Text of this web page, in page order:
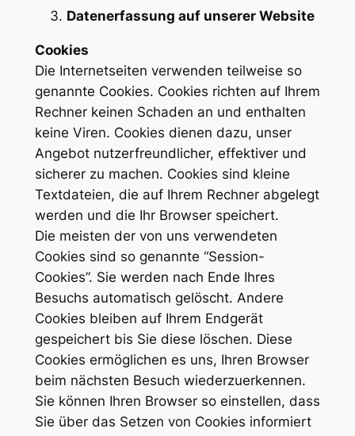
Datenerfassung auf unserer Website
Cookies
Die Internetseiten verwenden teilweise so
genannte Cookies. Cookies richten auf Ihrem
Rechner keinen Schaden an und enthalten
keine Viren. Cookies dienen dazu, unser
Angebot nutzerfreundlicher, effektiver und
sicherer zu machen. Cookies sind kleine
Textdateien, die auf Ihrem Rechner abgelegt
werden und die Ihr Browser speichert.
Die meisten der von uns verwendeten
Cookies sind so genannte “Session-
Cookies”. Sie werden nach Ende Ihres
Besuchs automatisch gelöscht. Andere
Cookies bleiben auf Ihrem Endgerät
gespeichert bis Sie diese löschen. Diese
Cookies ermöglichen es uns, Ihren Browser
beim nächsten Besuch wiederzuerkennen.
Sie können Ihren Browser so einstellen, dass
Sie über das Setzen von Cookies informiert